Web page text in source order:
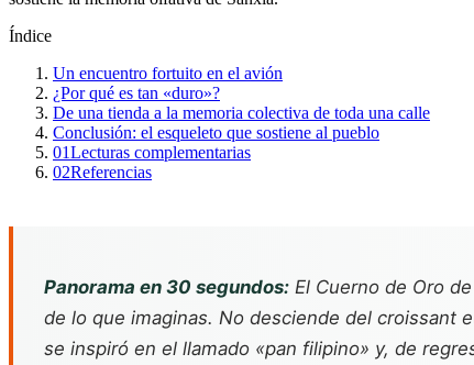
Índice
Un encuentro fortuito en el avión
¿Por qué es tan «duro»?
De una tienda a la memoria colectiva de toda una calle
Conclusión: el esqueleto que sostiene al pueblo
01Lecturas complementarias
02Referencias
Panorama en 30 segundos: El Cuerno de Oro
de lo que imaginas. No desciende del croissant
se inspiró en el llamado «pan filipino» y, de